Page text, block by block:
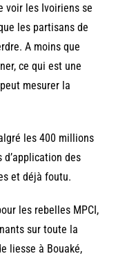
voir les Ivoiriens se
les partisans de
A moins que
ce qui est une
mesurer la
les 400 millions
d’application des
et déjà foutu.
les rebelles MPCI,
sur toute la
liesse à Bouaké,